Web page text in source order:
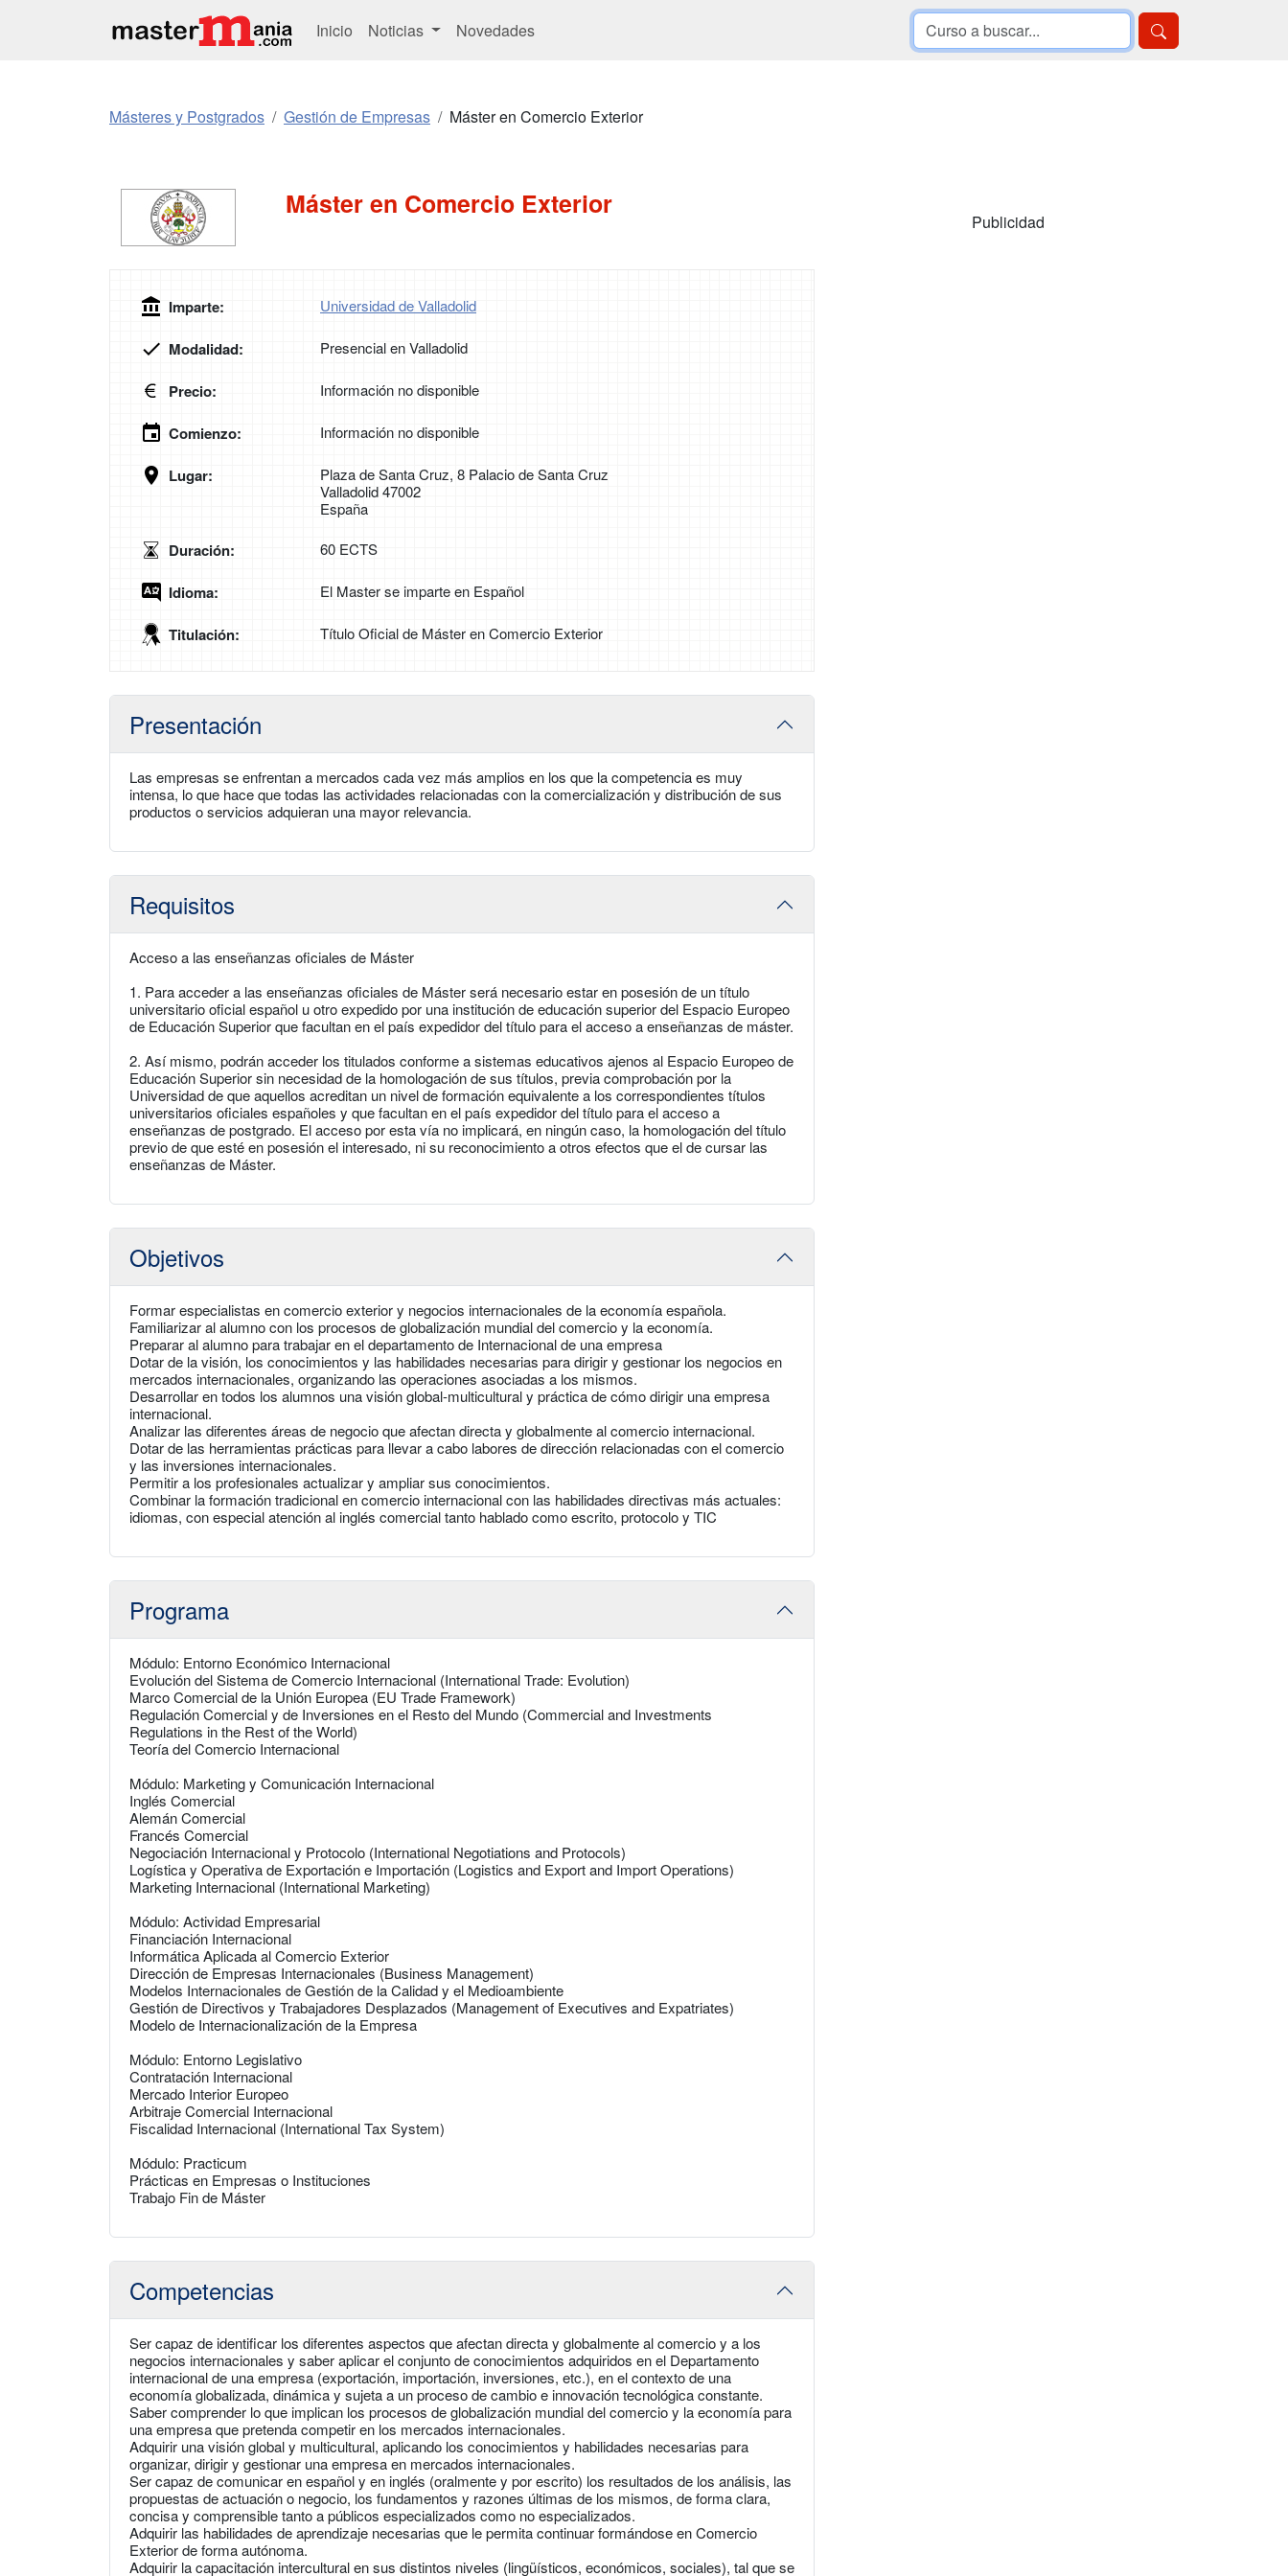
Inicio Noticias Novedades
Másteres y Postgrados Gestión de Empresas Máster en Comercio Exterior
Máster en Comercio Exterior
Imparte: Universidad de Valladolid
Modalidad: Presencial en Valladolid
Precio: Información no disponible
Comienzo: Información no disponible
Lugar:
Plaza de Santa Cruz, 8 Palacio de Santa Cruz
Valladolid 47002
España
Duración: 60 ECTS
Idioma: El Master se imparte en Español
Titulación: Título Oficial de Máster en Comercio Exterior
Presentación
Las empresas se enfrentan a mercados cada vez más amplios en los que la competencia es muy
intensa, lo que hace que todas las actividades relacionadas con la comercialización y distribución de sus
productos o servicios adquieran una mayor relevancia.
Requisitos
Acceso a las enseñanzas oficiales de Máster
1. Para acceder a las enseñanzas oficiales de Máster será necesario estar en posesión de un título
universitario oficial español u otro expedido por una institución de educación superior del Espacio Europeo
de Educación Superior que facultan en el país expedidor del título para el acceso a enseñanzas de máster.
2. Así mismo, podrán acceder los titulados conforme a sistemas educativos ajenos al Espacio Europeo de
Educación Superior sin necesidad de la homologación de sus títulos, previa comprobación por la
Universidad de que aquellos acreditan un nivel de formación equivalente a los correspondientes títulos
universitarios oficiales españoles y que facultan en el país expedidor del título para el acceso a
enseñanzas de postgrado. El acceso por esta vía no implicará, en ningún caso, la homologación del título
previo de que esté en posesión el interesado, ni su reconocimiento a otros efectos que el de cursar las
enseñanzas de Máster.
Objetivos
Formar especialistas en comercio exterior y negocios internacionales de la economía española.
Familiarizar al alumno con los procesos de globalización mundial del comercio y la economía.
Preparar al alumno para trabajar en el departamento de Internacional de una empresa
Dotar de la visión, los conocimientos y las habilidades necesarias para dirigir y gestionar los negocios en
mercados internacionales, organizando las operaciones asociadas a los mismos.
Desarrollar en todos los alumnos una visión global-multicultural y práctica de cómo dirigir una empresa
internacional.
Analizar las diferentes áreas de negocio que afectan directa y globalmente al comercio internacional.
Dotar de las herramientas prácticas para llevar a cabo labores de dirección relacionadas con el comercio
y las inversiones internacionales.
Permitir a los profesionales actualizar y ampliar sus conocimientos.
Combinar la formación tradicional en comercio internacional con las habilidades directivas más actuales:
idiomas, con especial atención al inglés comercial tanto hablado como escrito, protocolo y TIC
Programa
Módulo: Entorno Económico Internacional
Evolución del Sistema de Comercio Internacional (International Trade: Evolution)
Marco Comercial de la Unión Europea (EU Trade Framework)
Regulación Comercial y de Inversiones en el Resto del Mundo (Commercial and Investments
Regulations in the Rest of the World)
Teoría del Comercio Internacional
Módulo: Marketing y Comunicación Internacional
Inglés Comercial
Alemán Comercial
Francés Comercial
Negociación Internacional y Protocolo (International Negotiations and Protocols)
Logística y Operativa de Exportación e Importación (Logistics and Export and Import Operations)
Marketing Internacional (International Marketing)
Módulo: Actividad Empresarial
Financiación Internacional
Informática Aplicada al Comercio Exterior
Dirección de Empresas Internacionales (Business Management)
Modelos Internacionales de Gestión de la Calidad y el Medioambiente
Gestión de Directivos y Trabajadores Desplazados (Management of Executives and Expatriates)
Modelo de Internacionalización de la Empresa
Módulo: Entorno Legislativo
Contratación Internacional
Mercado Interior Europeo
Arbitraje Comercial Internacional
Fiscalidad Internacional (International Tax System)
Módulo: Practicum
Prácticas en Empresas o Instituciones
Trabajo Fin de Máster
Competencias
Ser capaz de identificar los diferentes aspectos que afectan directa y globalmente al comercio y a los
negocios internacionales y saber aplicar el conjunto de conocimientos adquiridos en el Departamento
internacional de una empresa (exportación, importación, inversiones, etc.), en el contexto de una
economía globalizada, dinámica y sujeta a un proceso de cambio e innovación tecnológica constante.
Saber comprender lo que implican los procesos de globalización mundial del comercio y la economía para
una empresa que pretenda competir en los mercados internacionales.
Adquirir una visión global y multicultural, aplicando los conocimientos y habilidades necesarias para
organizar, dirigir y gestionar una empresa en mercados internacionales.
Ser capaz de comunicar en español y en inglés (oralmente y por escrito) los resultados de los análisis, las
propuestas de actuación o negocio, los fundamentos y razones últimas de los mismos, de forma clara,
concisa y comprensible tanto a públicos especializados como no especializados.
Adquirir las habilidades de aprendizaje necesarias que le permita continuar formándose en Comercio
Exterior de forma autónoma.
Adquirir la capacitación intercultural en sus distintos niveles (lingüísticos, económicos, sociales), tal que se
Publicidad